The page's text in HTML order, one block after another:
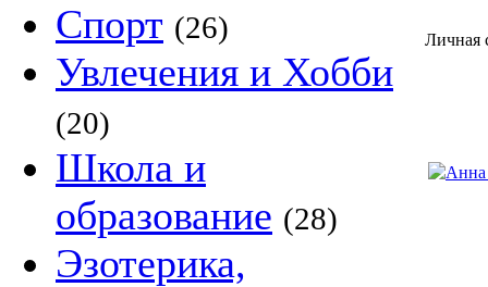
Спорт (26)
Увлечения и Хобби
(20)
Школа и
образование (28)
Эзотерика,
Личная